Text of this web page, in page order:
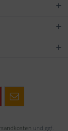
und ggf.